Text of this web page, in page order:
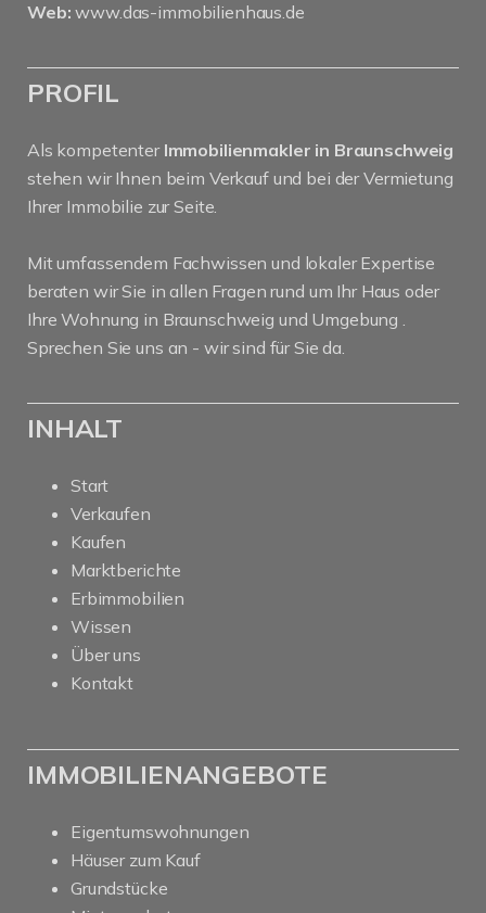
Web: www.das-immobilienhaus.de
PROFIL
Als kompetenter Immobilienmakler in Braunschweig
stehen wir Ihnen beim Verkauf und bei der Vermietung
Ihrer Immobilie zur Seite.
Mit umfassendem Fachwissen und lokaler Expertise
beraten wir Sie in allen Fragen rund um Ihr Haus oder
Ihre Wohnung in Braunschweig und Umgebung .
Sprechen Sie uns an - wir sind für Sie da.
INHALT
Start
Verkaufen
Kaufen
Marktberichte
Erbimmobilien
Wissen
Über uns
Kontakt
IMMOBILIENANGEBOTE
Eigentumswohnungen
Häuser zum Kauf
Grundstücke